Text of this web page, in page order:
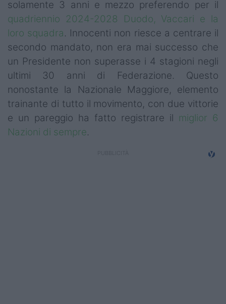
Campionati
Serie A
Serie B
Serie C
Femminile
Giovanili
solamente 3 anni e mezzo preferendo per il
quadriennio 2024-2028 Duodo, Vaccari e la
loro squadra. Innocenti non riesce a centrare il
secondo mandato, non era mai successo che
un Presidente non superasse i 4 stagioni negli
ultimi 30 anni di Federazione. Questo
nonostante la Nazionale Maggiore, elemento
trainante di tutto il movimento, con due vittorie
e un pareggio ha fatto registrare il miglior 6
Nazioni di sempre.